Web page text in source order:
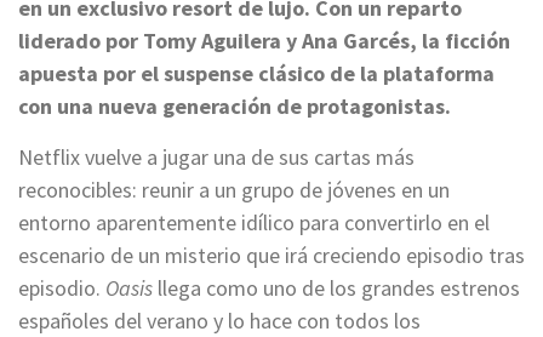
en un exclusivo resort de lujo. Con un reparto
liderado por Tomy Aguilera y Ana Garcés, la ficción
apuesta por el suspense clásico de la plataforma
con una nueva generación de protagonistas.
Netflix vuelve a jugar una de sus cartas más
reconocibles: reunir a un grupo de jóvenes en un
entorno aparentemente idílico para convertirlo en el
escenario de un misterio que irá creciendo episodio tras
episodio. Oasis llega como uno de los grandes estrenos
españoles del verano y lo hace con todos los